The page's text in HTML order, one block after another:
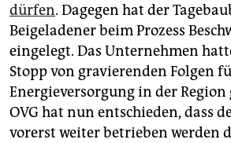
dürfen. Dagegen hat der
Beigeladener beim Prozess
eingelegt. Das Unternehmen
Stopp von gravierenden Folgen
Energieversorgung in der Region
OVG hat nun entschieden, dass
vorerst weiter betrieben werden